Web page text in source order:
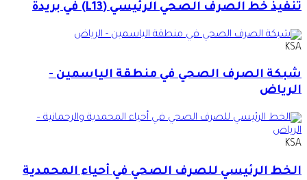
تنفيذ خط الصرف الصحي الرئيسي (L13) في بريدة
KSA
شبكة الصرف الصحي في منطقة الياسمين -
الرياض
KSA
الخط الرئيسي للصرف الصحي في أحياء المحمدية